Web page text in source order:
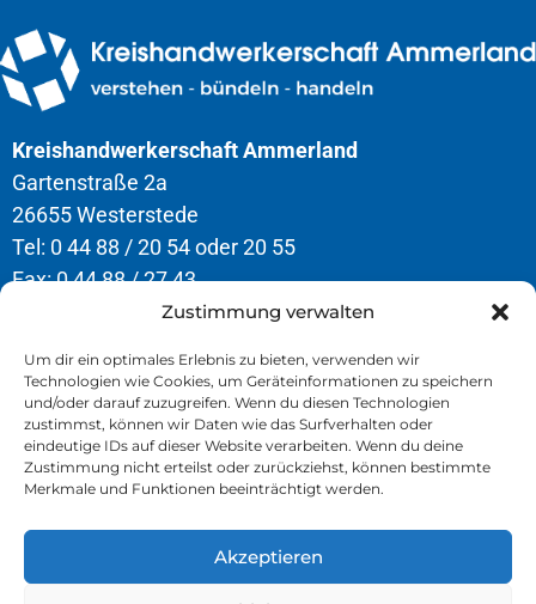
Zustimmung verwalten
Um dir ein optimales Erlebnis zu bieten, verwenden wir
Technologien wie Cookies, um Geräteinformationen zu speichern
und/oder darauf zuzugreifen. Wenn du diesen Technologien
zustimmst, können wir Daten wie das Surfverhalten oder
eindeutige IDs auf dieser Website verarbeiten. Wenn du deine
Zustimmung nicht erteilst oder zurückziehst, können bestimmte
Merkmale und Funktionen beeinträchtigt werden.
Akzeptieren
Kreishandwerkerschaft Ammerland
Gartenstraße 2a
26655 Westerstede
Tel: 0 44 88 / 20 54 oder 20 55
Fax: 0 44 88 / 27 43
Öffnungszeiten
Montag – Donnerstag
8.00 – 12.30 Uhr & 13.00 – 16.30 Uhr
Freitag
8.00 – 13.00 Uhr
» Kontakt